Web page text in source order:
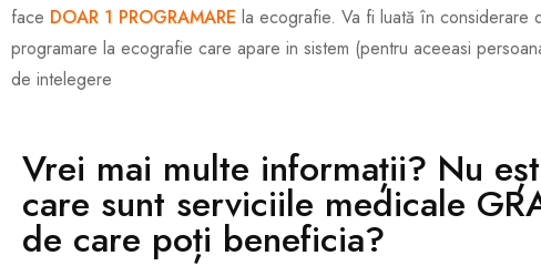
face DOAR 1 PROGRAMARE la ecografie. Va fi luată în considerare
programare la ecografie care apare in sistem (pentru aceeasi
de intelegere
Vrei mai multe informații? Nu
care sunt serviciile medicale
de care poți beneficia?